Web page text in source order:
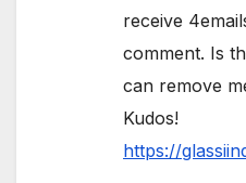
receive
comment. Is
can remove
Kudos!
https://